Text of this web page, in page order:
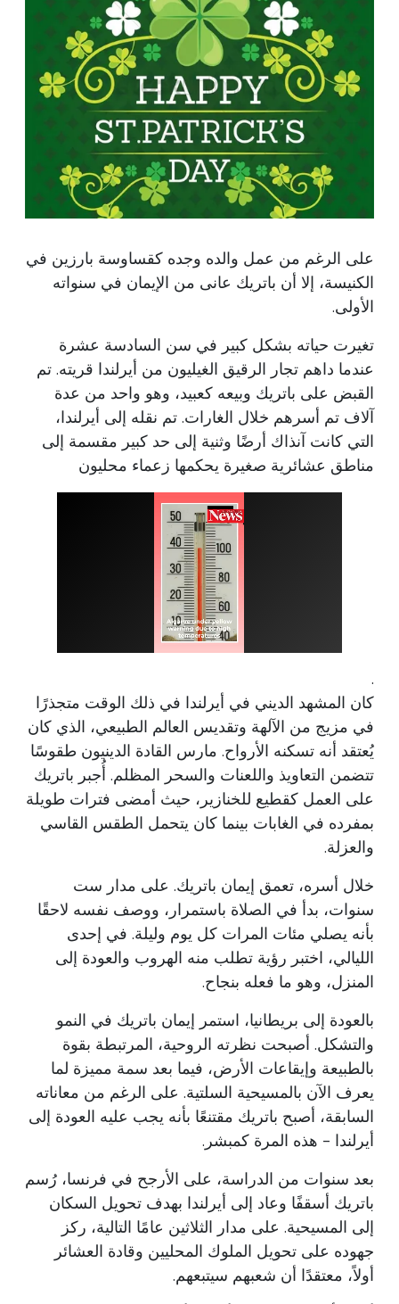
على الرغم من عمل والده وجده كقساوسة بارزين في
الكنيسة، إلا أن باتريك عانى من الإيمان في سنواته
الأولى.
تغيرت حياته بشكل كبير في سن السادسة عشرة
عندما داهم تجار الرقيق الغيليون من أيرلندا قريته. تم
القبض على باتريك وبيعه كعبيد، وهو واحد من عدة
آلاف تم أسرهم خلال الغارات. تم نقله إلى أيرلندا،
التي كانت آنذاك أرضًا وثنية إلى حد كبير مقسمة إلى
مناطق عشائرية صغيرة يحكمها زعماء محليون
.
كان المشهد الديني في أيرلندا في ذلك الوقت متجذرًا
في مزيج من الآلهة وتقديس العالم الطبيعي، الذي كان
يُعتقد أنه تسكنه الأرواح. مارس القادة الدينيون طقوسًا
تتضمن التعاويذ واللعنات والسحر المظلم. أُجبر باتريك
على العمل كقطيع للخنازير، حيث أمضى فترات طويلة
بمفرده في الغابات بينما كان يتحمل الطقس القاسي
والعزلة.
خلال أسره، تعمق إيمان باتريك. على مدار ست
سنوات، بدأ في الصلاة باستمرار، ووصف نفسه لاحقًا
بأنه يصلي مئات المرات كل يوم وليلة. في إحدى
الليالي، اختبر رؤية تطلب منه الهروب والعودة إلى
المنزل، وهو ما فعله بنجاح.
بالعودة إلى بريطانيا، استمر إيمان باتريك في النمو
والتشكل. أصبحت نظرته الروحية، المرتبطة بقوة
بالطبيعة وإيقاعات الأرض، فيما بعد سمة مميزة لما
يعرف الآن بالمسيحية السلتية. على الرغم من معاناته
السابقة، أصبح باتريك مقتنعًا بأنه يجب عليه العودة إلى
أيرلندا - هذه المرة كمبشر.
بعد سنوات من الدراسة، على الأرجح في فرنسا، رُسم
باتريك أسقفًا وعاد إلى أيرلندا بهدف تحويل السكان
إلى المسيحية. على مدار الثلاثين عامًا التالية، ركز
جهوده على تحويل الملوك المحليين وقادة العشائر
أولاً، معتقدًا أن شعبهم سيتبعهم.